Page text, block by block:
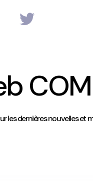
les dernières nouvelles et